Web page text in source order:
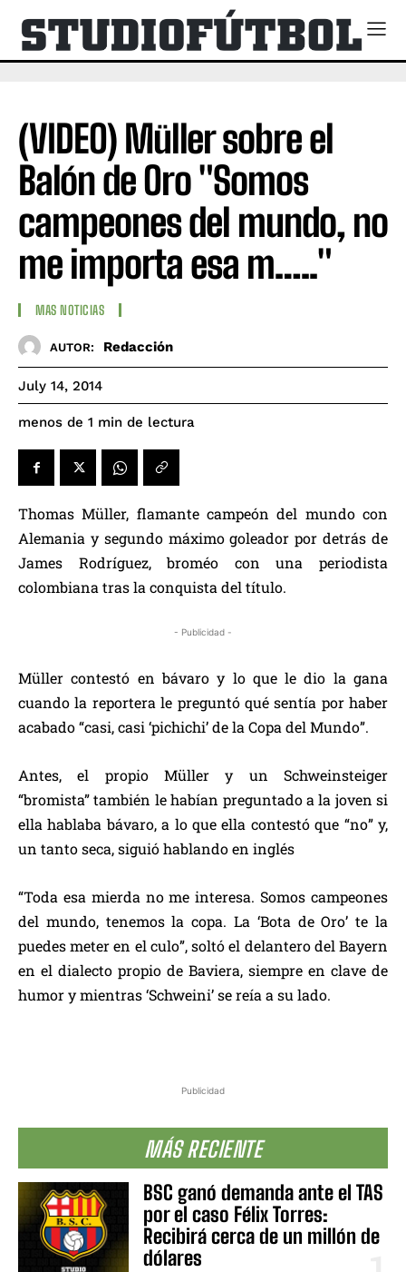
Publicidad
MÁS RECIENTE
BSC ganó demanda ante el TAS
por el caso Félix Torres:
Recibirá cerca de un millón de
dólares
(VIDEO) Müller sobre el
Balón de Oro "Somos
campeones del mundo, no
me importa esa m….."
MAS NOTICIAS
AUTOR: Redacción
July 14, 2014
menos de 1 min de lectura
Thomas Müller, flamante campeón del mundo con
Alemania y segundo máximo goleador por detrás de
James Rodríguez, broméo con una periodista
colombiana tras la conquista del título.
- Publicidad -
Müller contestó en bávaro y lo que le dio la gana
cuando la reportera le preguntó qué sentía por haber
acabado “casi, casi ‘pichichi’ de la Copa del Mundo”.
Antes, el propio Müller y un Schweinsteiger
“bromista” también le habían preguntado a la joven si
ella hablaba bávaro, a lo que ella contestó que “no” y,
un tanto seca, siguió hablando en inglés
“Toda esa mierda no me interesa. Somos campeones
del mundo, tenemos la copa. La ‘Bota de Oro’ te la
puedes meter en el culo”, soltó el delantero del Bayern
en el dialecto propio de Baviera, siempre en clave de
humor y mientras ‘Schweini’ se reía a su lado.